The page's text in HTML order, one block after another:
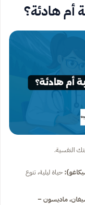
أم هادئة؟
النفسية.
حياة ليلية، تنوع
ماديسون –